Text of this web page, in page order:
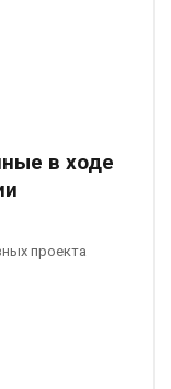
в ходе
проекта